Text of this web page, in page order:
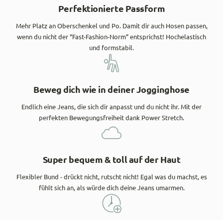
Perfektionierte Passform
Mehr Platz an Oberschenkel und Po. Damit dir auch Hosen passen,
wenn du nicht der “Fast-Fashion-Norm” entsprichst! Hochelastisch
und formstabil.
Beweg dich wie in deiner Jogginghose
Endlich eine Jeans, die sich dir anpasst und du nicht ihr. Mit der
perfekten Bewegungsfreiheit dank Power Stretch.
Super bequem & toll auf der Haut
Flexibler Bund - drückt nicht, rutscht nicht! Egal was du machst, es
fühlt sich an, als würde dich deine Jeans umarmen.